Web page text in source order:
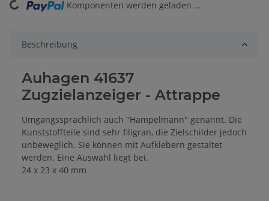
Komponenten werden geladen ...
Beschreibung
Auhagen 41637
Zugzielanzeiger - Attrappe
Umgangssprachlich auch "Hampelmann" genannt. Die
Kunststoffteile sind sehr filigran, die Zielschilder jedoch
unbeweglich. Sie können mit Aufklebern gestaltet
werden. Eine Auswahl liegt bei.
24 x 23 x 40 mm